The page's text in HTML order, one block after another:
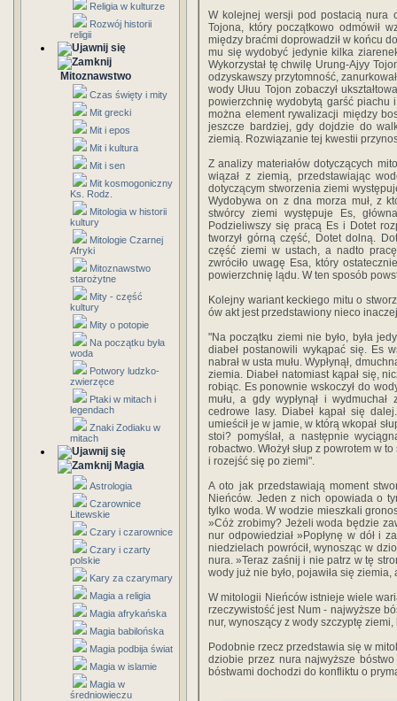
Religia w kulturze
Rozwój historii
religii
Mitoznawstwo
Czas święty i mity
Mit grecki
Mit i epos
Mit i kultura
Mit i sen
Mit kosmogoniczny
Ks. Rodz.
Mitologia w historii
kultury
Mitologie Czarnej
Afryki
Mitoznawstwo
starożytne
Mity - część
kultury
Mity o potopie
Na początku była
woda
Potwory ludzko-
zwierzęce
Ptaki w mitach i
legendach
Znaki Zodiaku w
mitach
Magia
Astrologia
Czarownice
Litewskie
Czary i czarownice
Czary i czarty
polskie
Kary za czarymary
Magia a religia
Magia afrykańska
Magia babilońska
Magia podbija świat
Magia w islamie
Magia w
średniowieczu
W kolejnej wersji pod postacią nura
Tojona, który początkowo odmówił
między braćmi doprowadził w końcu
mu się wydobyć jedynie kilka
Wykorzystał tę chwilę Urung-Ajyy
odzyskawszy przytomność,
wody Ułuu Tojon zobaczył
powierzchnię wydobytą garść piachu
można element rywalizacji między
jeszcze bardziej, gdy dojdzie do
ziemią. Rozwiązanie tej kwestii
Z analizy materiałów dotyczących
wiązał z ziemią, przedstawiając
dotyczącym stworzenia ziemi
Wydobywa on z dna morza muł, z
stwórcy ziemi występuje Es,
Podzieliwszy się pracą Es i Dotet
tworzył górną część, Dotet dolną.
część ziemi w ustach, a nadto
zwróciło uwagę Esa, który
powierzchnię lądu. W ten sposób
Kolejny wariant keckiego mitu o
ów akt jest przedstawiony nieco
"Na początku ziemi nie było, była
diabeł postanowili wykąpać się. Es
nabrał w usta mułu. Wypłynął,
ziemia. Diabeł natomiast kąpał się,
robiąc. Es ponownie wskoczył do
mułu, a gdy wypłynął i
cedrowe lasy. Diabeł kąpał się
umieścił je w jamie, w którą wkopał
stoi? pomyślał, a następnie
robactwo. Włożył słup z powrotem w
i rozejść się po ziemi".
A oto jak przedstawiają moment
Nieńców. Jeden z nich opowiada o
tylko woda. W wodzie mieszkali
»Cóż zrobimy? Jeżeli woda będzie
nur odpowiedział »Popłynę w dół i
niedzielach powrócił, wynosząc w
nura. »Teraz zaśnij i nie patrz w tę
wody już nie było, pojawiła się ziemia,
W mitologii Nieńców istnieje wiele
rzeczywistość jest Num - najwyższe
nur, wynoszący z wody szczyptę ziemi,
Podobnie rzecz przedstawia się w
dziobie przez nura najwyższe
bóstwami dochodzi do konfliktu o